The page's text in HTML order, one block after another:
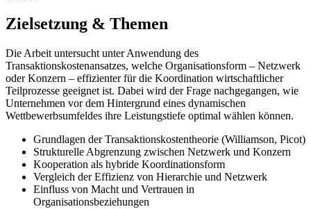
Zielsetzung & Themen
Die Arbeit untersucht unter Anwendung des
Transaktionskostenansatzes, welche Organisationsform – Netzwerk
oder Konzern – effizienter für die Koordination wirtschaftlicher
Teilprozesse geeignet ist. Dabei wird der Frage nachgegangen, wie
Unternehmen vor dem Hintergrund eines dynamischen
Wettbewerbsumfeldes ihre Leistungstiefe optimal wählen können.
Grundlagen der Transaktionskostentheorie (Williamson, Picot)
Strukturelle Abgrenzung zwischen Netzwerk und Konzern
Kooperation als hybride Koordinationsform
Vergleich der Effizienz von Hierarchie und Netzwerk
Einfluss von Macht und Vertrauen in
Organisationsbeziehungen